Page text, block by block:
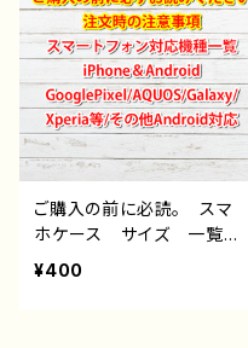
ご購入の前に必読。 スマ
ホケース サイズ 一覧
選び方 iPhoneケース A
¥400